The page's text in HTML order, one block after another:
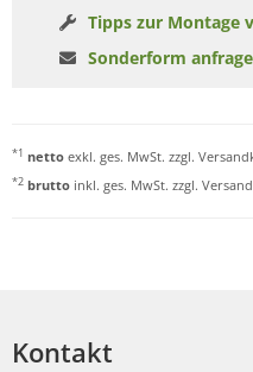
Tipps zur Montage
Sonderform
*1 netto exkl. ges. MwSt. zzgl.
*2 brutto inkl. ges. MwSt. zzgl.
Kontakt